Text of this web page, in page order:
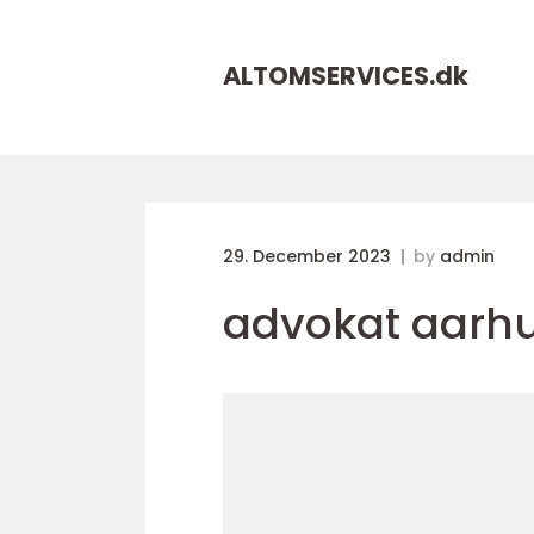
ALTOMSERVICES.dk
29. December 2023 by admin
advokat